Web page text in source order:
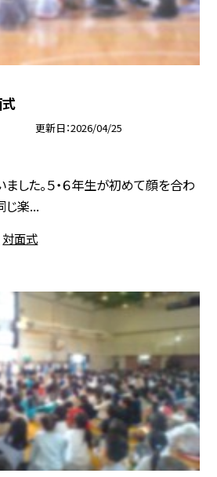
更新日 2026/04/25
した。５・６年生が初めて顔を合わ
じ楽...
対面式